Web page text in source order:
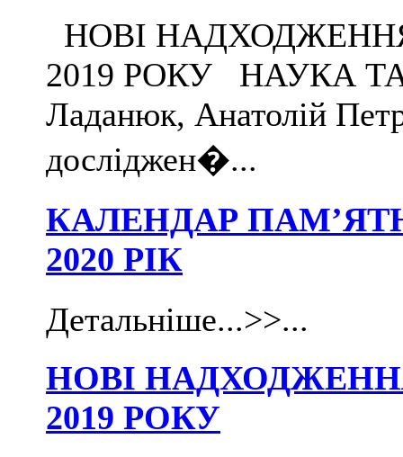
НОВІ
2019 РОКУ НАУКА
Ладанюк, Анатолій
досліджен�...
КАЛЕНДАР
2020 РІК
Детальніше...>>...
НОВІ
2019 РОКУ